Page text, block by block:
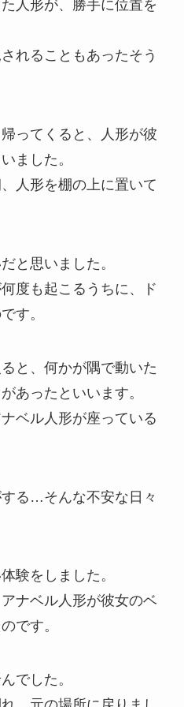
人形が、勝手に位置を
れることもあったそう
ってくると、人形が彼
ました。
人形を棚の上に置いて
と思いました。
度も起こるうちに、ド
す。
と、何かが隅で動いた
あったといいます。
ベル人形が座っている
る…そんな不安な日々
験をしました。
ナベル人形が彼女のベ
です。
でした。